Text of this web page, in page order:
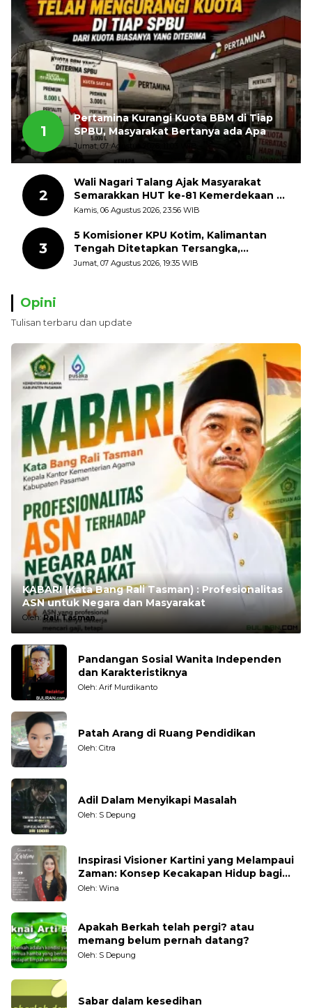
1
Pertamina Kurangi Kuota BBM di Tiap
SPBU, Masyarakat Bertanya ada Apa
Jumat, 07 Agustus 2026, 11:03 WIB
2
Wali Nagari Talang Ajak Masyarakat
Semarakkan HUT ke-81 Kemerdekaan RI
dengan Mengibarkan Bendera Merah
Kamis, 06 Agustus 2026, 23:56 WIB
3
5 Komisioner KPU Kotim, Kalimantan
Tengah Ditetapkan Tersangka,
Kerugian Negara ditaksir 10 Milyard
Jumat, 07 Agustus 2026, 19:35 WIB
Opini
Tulisan terbaru dan update
KABARI (Kata Bang Rali Tasman) : Profesionalitas
ASN untuk Negara dan Masyarakat
Oleh:Rali Tasman
Pandangan Sosial Wanita Independen
dan Karakteristiknya
Oleh: Arif Murdikanto
Patah Arang di Ruang Pendidikan
Oleh: Citra
Adil Dalam Menyikapi Masalah
Oleh: S Depung
Inspirasi Visioner Kartini yang Melampaui
Zaman: Konsep Kecakapan Hidup bagi
Generasi Muda
Oleh: Wina
Apakah Berkah telah pergi? atau
memang belum pernah datang?
Oleh: S Depung
Sabar dalam kesedihan